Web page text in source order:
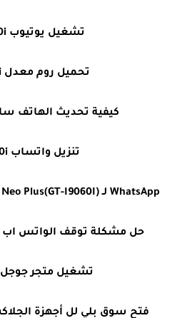
تشغيل يوتيوب gt- i9060i
تحميل روم معدل gt- i9060i
كيفية تحديث الهاتف
تنزيل واتساب gt i9060i
WhatsApp لـ Samsung Galaxy Grand Neo Plus(GT-I9060I)
حل مشكلة توقف الواتس اب
تشغيل متجر جوجل gt i9060i
فتح سوق بلي لل أجهزة